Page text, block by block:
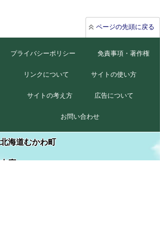
ページの先頭に戻る
プライバシーポリシー 免責事項・著作権
リンクについて サイトの使い方
サイトの考え方 広告について
お問い合わせ
北海道むかわ町
本庁